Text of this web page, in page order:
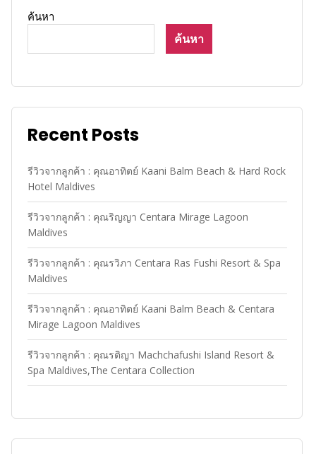
ค้นหา
ค้นหา
Recent Posts
รีวิวจากลูกค้า : คุณอาทิตย์ Kaani Balm Beach & Hard Rock
Hotel Maldives
รีวิวจากลูกค้า : คุณริญญา Centara Mirage Lagoon
Maldives
รีวิวจากลูกค้า : คุณรวิภา Centara Ras Fushi Resort & Spa
Maldives
รีวิวจากลูกค้า : คุณอาทิตย์ Kaani Balm Beach & Centara
Mirage Lagoon Maldives
รีวิวจากลูกค้า : คุณรติญา Machchafushi Island Resort &
Spa Maldives,The Centara Collection